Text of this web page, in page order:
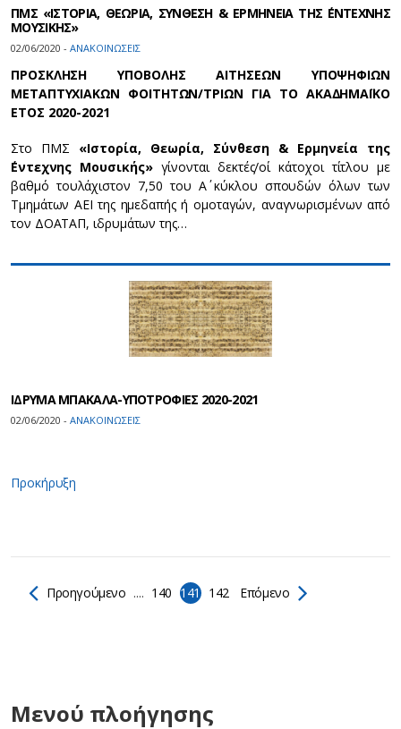
ΠΜΣ «ΙΣΤΟΡΙΑ, ΘΕΩΡΙΑ, ΣΥΝΘΕΣΗ & ΕΡΜΗΝΕΙΑ ΤΗΣ ΄ΕΝΤΕΧΝΗΣ
ΜΟΥΣΙΚΗΣ»
02/06/2020 - ΑΝΑΚΟΙΝΩΣΕΙΣ
ΠΡΟΣΚΛΗΣΗ ΥΠΟΒΟΛΗΣ ΑΙΤΗΣΕΩΝ ΥΠΟΨΗΦΙΩΝ
ΜΕΤΑΠΤΥΧΙΑΚΩΝ ΦΟΙΤΗΤΩΝ/ΤΡΙΩΝ ΓΙΑ ΤΟ ΑΚΑ∆ΗΜΑΪΚΟ
ΕΤΟΣ 2020-2021
Στο ΠΜΣ «Ιστορία, Θεωρία, Σύνθεση & Ερμηνεία της
΄Εντεχνης Μουσικής»γίνονται δεκτές/οί κάτοχοι τίτλου με
βαθμό τουλάχιστον 7,50 του Α΄ κύκλου σπουδών όλων των
Τμημάτων ΑΕΙ της ημεδαπής ή ομοταγών, αναγνωρισμένων από
τον ΔΟΑΤΑΠ, ιδρυμάτων της…
ΙΔΡΥΜΑ ΜΠΑΚΑΛΑ-ΥΠΟΤΡΟΦΙΕΣ 2020-2021
02/06/2020 - ΑΝΑΚΟΙΝΩΣΕΙΣ
Προκήρυξη
Προηγούμενο .... 140 141 142 Επόμενο
Μενού πλοήγησης